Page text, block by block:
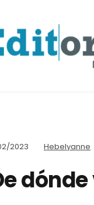
2023 Hebelyanne